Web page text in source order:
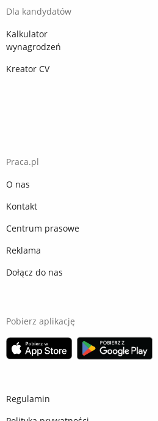
Dla kandydatów
Kalkulator
wynagrodzeń
Kreator CV
Praca.pl
O nas
Kontakt
Centrum prasowe
Reklama
Dołącz do nas
Pobierz aplikację
Regulamin